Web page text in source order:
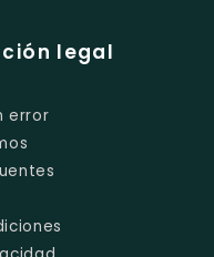
legal
error